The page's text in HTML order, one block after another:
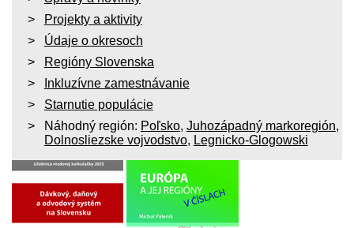
Projekty a aktivity
Údaje o okresoch
Regióny Slovenska
Inkluzívne zamestnávanie
Starnutie populácie
Náhodný región: Poľsko, Juhozápadný markoregión,
Dolnosliezske vojvodstvo, Legnicko-Glogowski